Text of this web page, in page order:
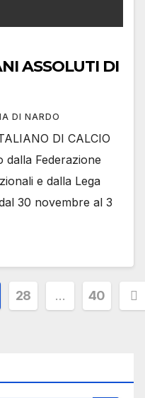
ASSOLUTI DI
DI NARDO
DI CALCIO
dalla Federazione
e dalla Lega
30 novembre al 3
28 … 40